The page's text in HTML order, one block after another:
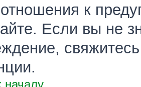
отношения к
Если вы не
началу